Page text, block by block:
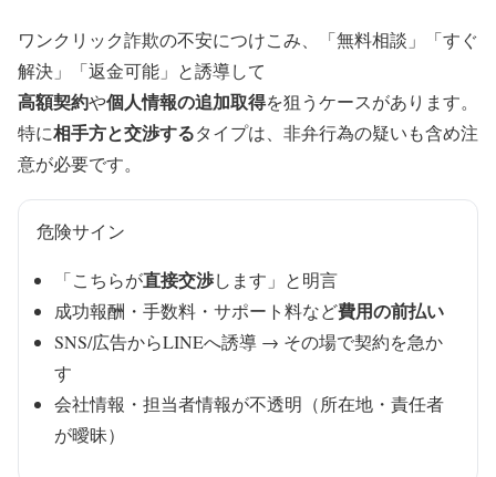
ワンクリック詐欺の不安につけこみ、「無料相談」「すぐ
解決」「返金可能」と誘導して
高額契約や個人情報の追加取得を狙うケースがあります。
特に相手方と交渉するタイプは、 非弁行為の疑いも含め注
意が必要です。
危険サイン
「こちらが直接交渉します」と明言
成功報酬・手数料・サポート料など費用の前払い
SNS/広告からLINEへ誘導 → その場で契約を急か
す
会社情報・担当者情報が不透明（所在地・責任者
が曖昧）